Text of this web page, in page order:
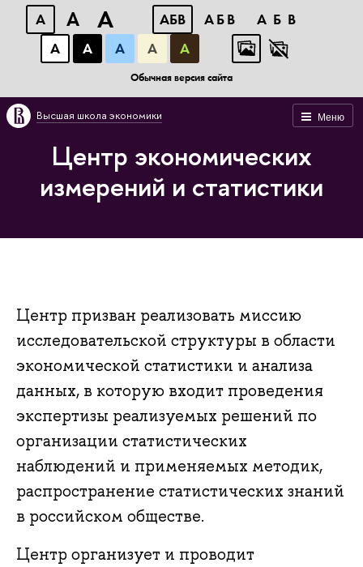
A A A АБВ АБВ
АБВ
А
А А А А
Обычная версия сайта
Меню
Высшая школа экономики
Центр экономических
измерений и статистики
Центр призван реализовать миссию
исследовательской структуры в области
экономической статистики и анализа
данных, в которую входит проведения
экспертизы реализуемых решений по
организации статистических
наблюдений и применяемых методик,
распространение статистических знаний
в российском обществе.
Центр организует и проводит